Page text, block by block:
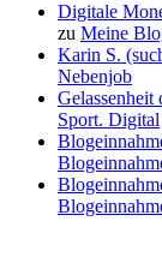
Digitale
zu Meine
Karin S.
Nebenjob
Gelassenheit
Sport. Digital